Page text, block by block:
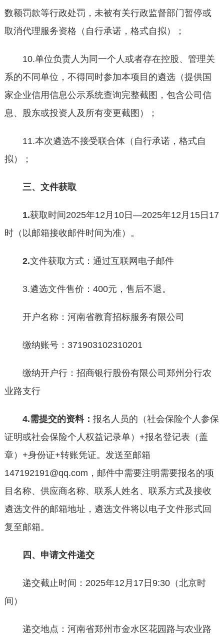
数额罚款等行政处罚，未被有关行政监督部门暂停或
取消代理服务资格（自行承诺，格式自拟）；
10.单位负责人为同一个人或者存在控股、管理关
系的不同单位，不得同时参加本项目的遴选（提供国
家企业信用信息公示系统查询完整截图，包含公司信
息、股东或投资人及所有变更截图）；
11.本次遴选不接受联合体（自行承诺，格式自
拟）；
三、 文件获取
1.获取时间2025年12月10日—2025年12月15日17
时（以邮箱接收邮件时间为准）。
2.文件获取方式：通过互联网电子邮件
3.遴选文件售价：400元，售后不退。
开户名称：河南省教育招标服务有限公司
缴纳账号：371903102310201
缴纳开户行：招商银行股份有限公司郑州分行农
业路支行
4.需提交的资料： 报名人员的（社会保险个人参保
证明或社会保险个人权益记录单）+报名登记表（盖
章）+身份证+转账凭证。发送至邮箱
147192191@qq.com，邮件中需要注明需要报名的项
目名称、供应商名称、联系人姓名、联系方式及接收
遴选文件的邮箱地址，遴选文件将以电子文件形式回
复至邮箱。
四、申请文件递交
递交截止时间：2025年12月17日9:30（北京时
间）
递交地点：河南省郑州市金水区花园路与农业路